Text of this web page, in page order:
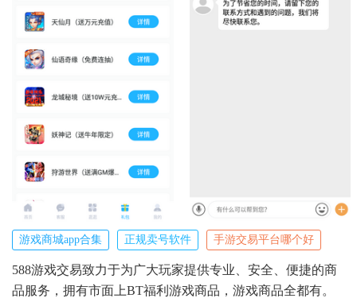
游戏商城app合集 正规卖号软件 手游交易平台哪个好
588游戏交易致力于为广大玩家提供专业、安全、便捷的商
品服务，拥有市面上BT福利游戏商品，游戏商品全都有。